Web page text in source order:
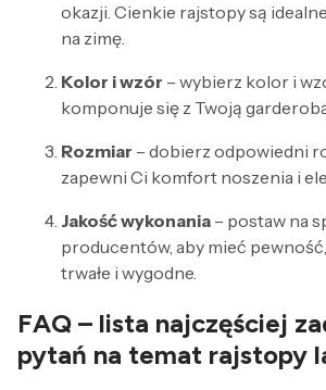
okazji. Cienkie rajstopy są
na zimę.
Kolor i wzór – wybierz kolor i
komponuje się z Twoją
Rozmiar – dobierz odpowiedni
zapewni Ci komfort noszenia i
Jakość wykonania – postaw na
producentów, aby mieć
trwałe i wygodne.
FAQ – lista najczęściej
pytań na temat rajstopy